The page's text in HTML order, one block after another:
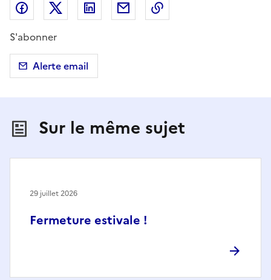
Partager sur Facebook
Partager sur X (anciennement Twitter)
Partager sur LinkedIn
Partager par email
S'abonner
Alerte email
Sur le même sujet
Fermeture estivale !
29 juillet 2026